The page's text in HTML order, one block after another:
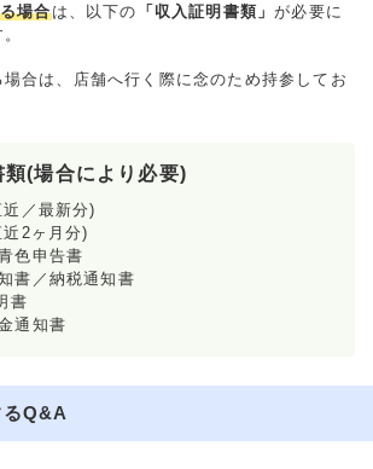
場合は、以下の 「収入証明書類」が必要に
合は、店舗へ行く際に念のため持参してお
類(場合により必要)
／最新分)
2ヶ月分)
色申告書
書／納税通知書
書
通知書
るQ&A